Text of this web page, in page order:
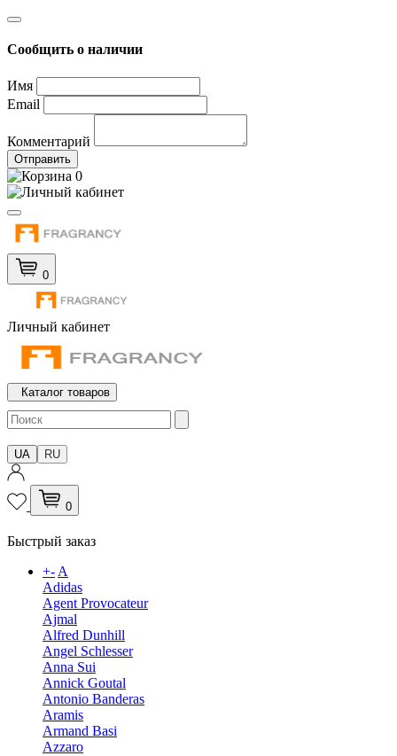
Сообщить о наличии
Имя
Email
Комментарий
Отправить
0
0
Личный кабинет
Каталог товаров
UA RU
0
Быстрый заказ
+-A
Adidas
Agent Provocateur
Ajmal
Alfred Dunhill
Angel Schlesser
Anna Sui
Annick Goutal
Antonio Banderas
Aramis
Armand Basi
Azzaro